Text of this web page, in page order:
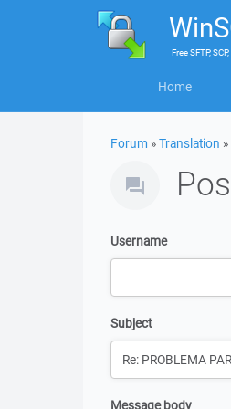
FreeSFTP,
Home
Forum »Translation »
Username
Subject
Message body